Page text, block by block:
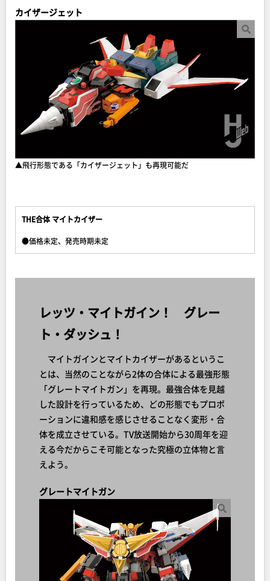
カイザージェット
▲飛行形態である「カイザージェット」も再現可能だ
THE合体 マイトカイザー
●価格未定、発売時期未定
レッツ・マイトガイン！ グレー
ト・ダッシュ！
マイトガインとマイトカイザーがあるというこ
とは、当然のことながら2体の合体による最強形態
「グレートマイトガン」を再現。最強合体を見越
した設計を行っているため、どの形態でもプロポ
ーションに違和感を感じさせることなく変形・合
体を成立させている。TV放送開始から30周年を迎
える今だからこそ可能となった究極の立体物と言
えよう。
グレートマイトガン